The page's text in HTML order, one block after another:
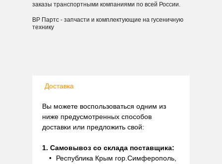
заказы транспортными компаниями по всей России.
ВР Партс - запчасти и комплектующие на гусеничную
технику
Доставка
Вы можете воспользоваться одним из
ниже предусмотренных способов
доставки или предложить свой:
1. Самовывоз со склада поставщика:
Республика Крым гор.Симферополь,